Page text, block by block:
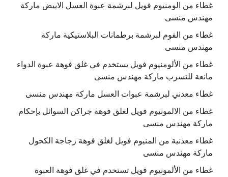
غطاء من الومنيوم فويل لبرشمة عبوة العسل الابيض ماركة
مهندس منسى
غطاء من الفوم لبرشمة برطمانات البلاستيكية ماركة
مهندس منسى
غطاء من الألومنيوم فويل يستخدم في غلق فوهة عبوة الدواء
مانعة للتسرب ماركة مهندس منسى
غطاء معدني لبرشمة عبوات العسل ماركة مهندس منسى
غطاء من الالمونيوم فويل لغلق فوهة جراكن السوائل بإحكام
ماركة مهندس منسى
غطاء معدنية من المنيوم فويل لغلق فوهة زجاجة الكحول
ماركة مهندس منسى
غطاء من الألمونيوم فويل تستخدم في غلق فوهة العبوة